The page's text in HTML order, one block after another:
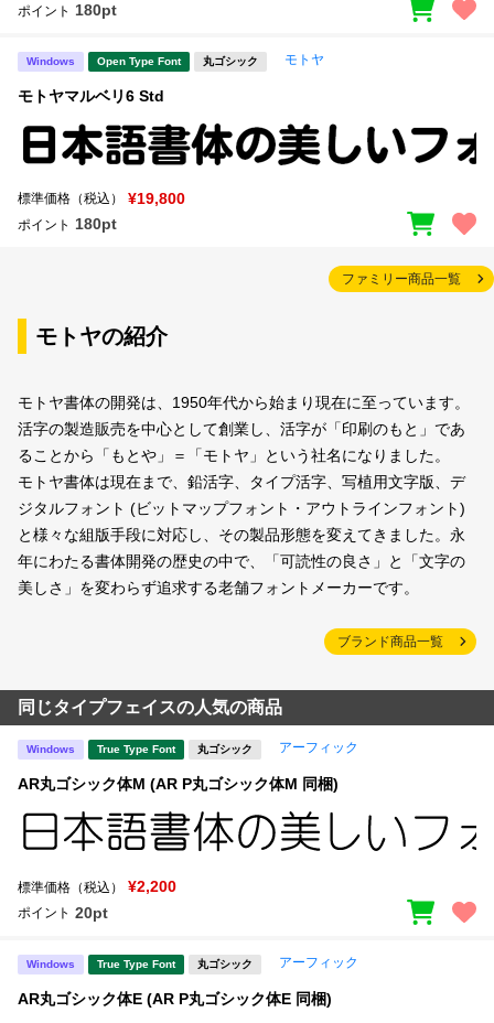
ポイント 180pt
Windows Open Type Font 丸ゴシック モトヤ
モトヤマルベリ6 Std
標準価格（税込） ¥19,800
ポイント 180pt
ファミリー商品一覧
モトヤの紹介
モトヤ書体の開発は、1950年代から始まり現在に至っています。
活字の製造販売を中心として創業し、活字が「印刷のもと」であ
ることから「もとや」＝「モトヤ」という社名になりました。
モトヤ書体は現在まで、鉛活字、タイプ活字、写植用文字版、デ
ジタルフォント (ビットマップフォント・アウトラインフォント)
と様々な組版手段に対応し、その製品形態を変えてきました。永
年にわたる書体開発の歴史の中で、「可読性の良さ」と「文字の
美しさ」を変わらず追求する老舗フォントメーカーです。
ブランド商品一覧
同じタイプフェイスの人気の商品
Windows True Type Font 丸ゴシック アーフィック
AR丸ゴシック体M (AR P丸ゴシック体M 同梱)
標準価格（税込） ¥2,200
ポイント 20pt
Windows True Type Font 丸ゴシック アーフィック
AR丸ゴシック体E (AR P丸ゴシック体E 同梱)